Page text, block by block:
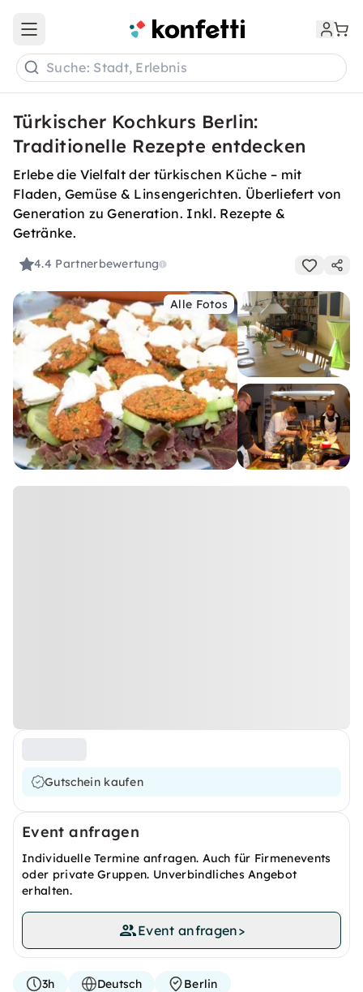
Open main menu
Suche: Stadt, Erlebnis
Türkischer Kochkurs Berlin:
Traditionelle Rezepte entdecken
Erlebe die Vielfalt der türkischen Küche – mit
Fladen, Gemüse & Linsengerichten. Überliefert von
Generation zu Generation. Inkl. Rezepte &
Getränke.
4.4 Partnerbewertung
Alle Fotos
Gutschein kaufen
Event anfragen
Individuelle Termine anfragen. Auch für Firmenevents
oder private Gruppen. Unverbindliches Angebot
erhalten.
Event anfragen>
3h Deutsch Berlin